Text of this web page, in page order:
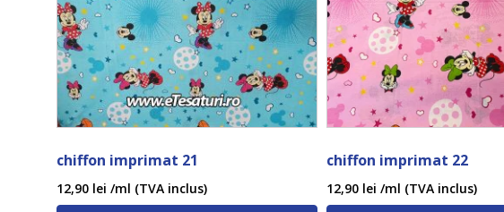
chiffon imprimat 21
12,90 lei /ml (TVA inclus)
chiffon imprimat 22
12,90 lei /ml (TVA inclus)